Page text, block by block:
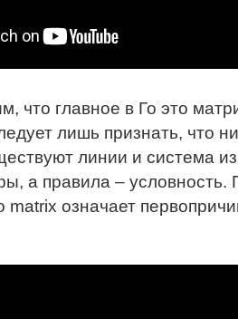
что главное в Го это
лишь признать, что
линии и система
а правила – условность.
matrix означает